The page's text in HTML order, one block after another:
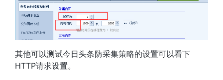
其他可以测试今日头条防采集策略的设置可以看下
HTTP请求设置。